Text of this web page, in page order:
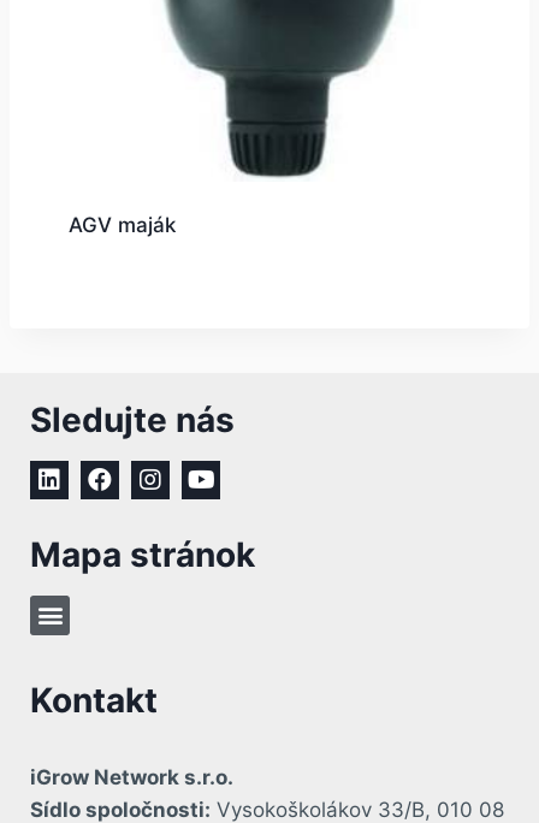
AGV maják
Sledujte nás
Mapa stránok
Kontakt
iGrow Network s.r.o.
Sídlo spoločnosti: Vysokoškolákov 33/B, 010 08